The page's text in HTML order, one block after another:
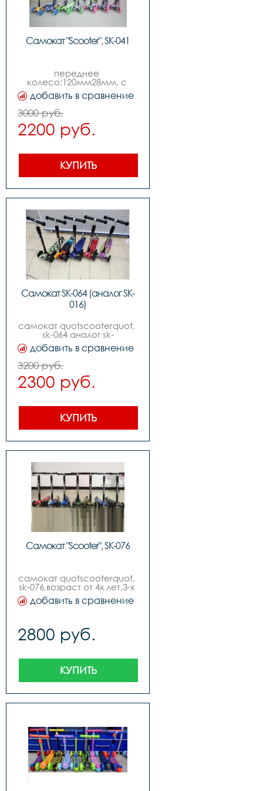
Самокат "Scooter", SK-041
переднее
колесо:120мм28мм, с
подсветки,заднее колесо:
80мм24мм, с функцией
подсветки,ширина деки
135мм,возраст: от 3-х лет
добавить в сравнение
3000 руб.
2200 руб.
КУПИТЬ
Самокат SK-064 (аналог SK-
016)
самокат quotscooterquot,
sk-064 аналог sk-
016,возраст от 4-х лет ,4-х
колесный ,передние
колеса pu: диаметр
120мм, ширина 28мм, с
функцией подсветки
,задние сдвоенные колеса
ширина 24мм, с
функцией подсветки
,ширина деки 135мм ,руль
с регулировкой,без
индивидуальной упаковки
добавить в сравнение
3200 руб.
2300 руб.
КУПИТЬ
Самокат "Scooter", SK-076
самокат quotscooterquot,
sk-076,возраст от 4х лет,3-х
колесный ,передние
колеса pu: диаметр
,задние сдвоенные колеса
pu: диаметр 80мм,
функцией подсветки
,ширина деки 135мм ,руль
с регулировкой ,складной
,без индивидуальной
упаковки
добавить в сравнение
2800 руб.
КУПИТЬ